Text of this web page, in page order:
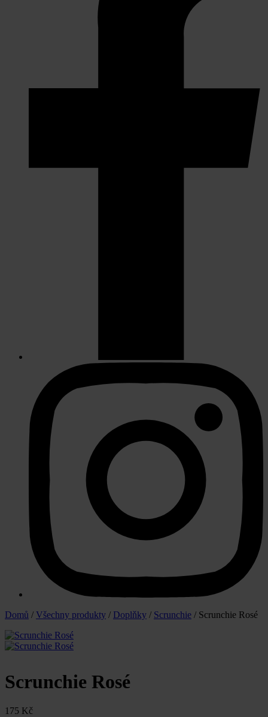
Domů / Všechny produkty / Doplňky / Scrunchie / Scrunchie Rosé
Scrunchie Rosé
175 Kč